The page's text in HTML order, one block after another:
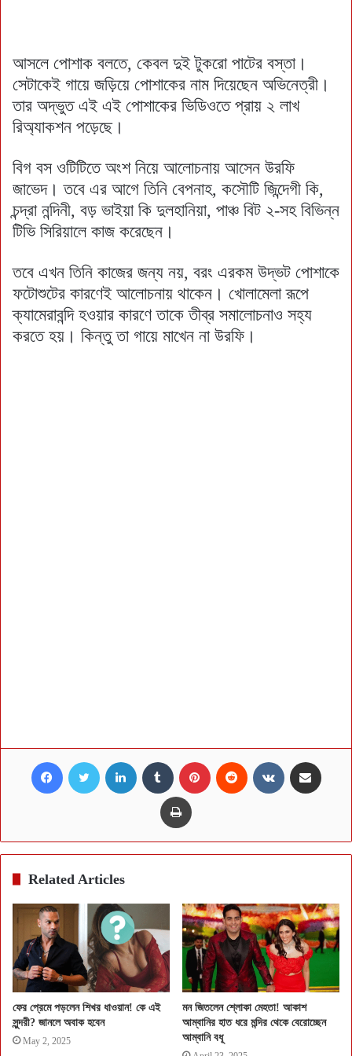
আসলে পোশাক বলতে, কেবল দুই টুকরো পাটের বস্তা।
সেটাকেই গায়ে জড়িয়ে পোশাকের নাম দিয়েছেন অভিনেত্রী।
তার অদ্ভুত এই এই পোশাকের ভিডিওতে প্রায় ২ লাখ
রিঅ্যাকশন পড়েছে।
বিগ বস ওটিটিতে অংশ নিয়ে আলোচনায় আসেন উরফি
জাভেদ। তবে এর আগে তিনি বেপনাহ, কসৌটি জিন্দেগী কি,
চন্দ্রা নন্দিনী, বড় ভাইয়া কি দুলহানিয়া, পাঞ্চ বিট ২-সহ বিভিন্ন
টিভি সিরিয়ালে কাজ করেছেন।
তবে এখন তিনি কাজের জন্য নয়, বরং এরকম উদ্ভট পোশাকে
ফটোশুটের কারণেই আলোচনায় থাকেন। খোলামেলা রূপে
ক্যামেরাবন্দি হওয়ার কারণে তাকে তীব্র সমালোচনাও সহ্য
করতে হয়। কিন্তু তা গায়ে মাখেন না উরফি।
Facebook Twitter LinkedIn Tumblr Pinterest Reddit VKontakte
Print
Related Articles
ফের প্রেমে পড়লেন শিখর ধাওয়ান! কে এই
সুন্দরী? জানলে অবাক হবেন
May 2, 2025
মন জিতলেন শ্লোকা মেহতা! আকাশ
আম্বানির হাত ধরে মন্দির থেকে বেরোচ্ছেন
আম্বানি বধূ